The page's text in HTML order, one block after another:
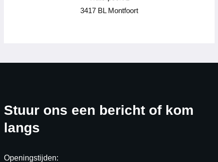
3417 BL Montfoort
Stuur ons een bericht of kom
langs
Openingstijden: